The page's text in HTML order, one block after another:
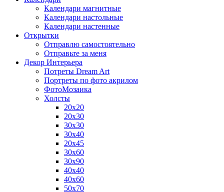
Календари магнитные
Календари настольные
Календари настенные
Открытки
Отправлю самостоятельно
Отправьте за меня
Декор Интерьера
Потреты Dream Art
Портреты по фото акрилом
ФотоМозаика
Холсты
20х20
20х30
30х30
30х40
20х45
30х60
30х90
40х40
40х60
50х70